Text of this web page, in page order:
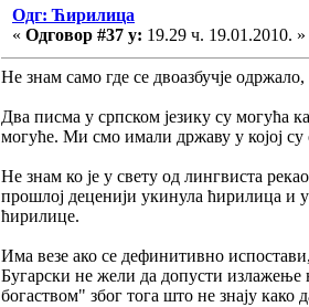
Одг: Ћирилица
« Одговор #37 у: 19.29 ч. 19.01.2010. »
Не знам само где се двоазбучје
Два писма у српском језику су могућа
могуће. Ми смо имали државу у којој
Не знам ко је у свету од лингвиста
прошлој деценији укинула ћирилица и
ћирилице.
Има везе ако се дефинитивно
Бугарски не жели да допусти излажење
богаством" због тога што не знају